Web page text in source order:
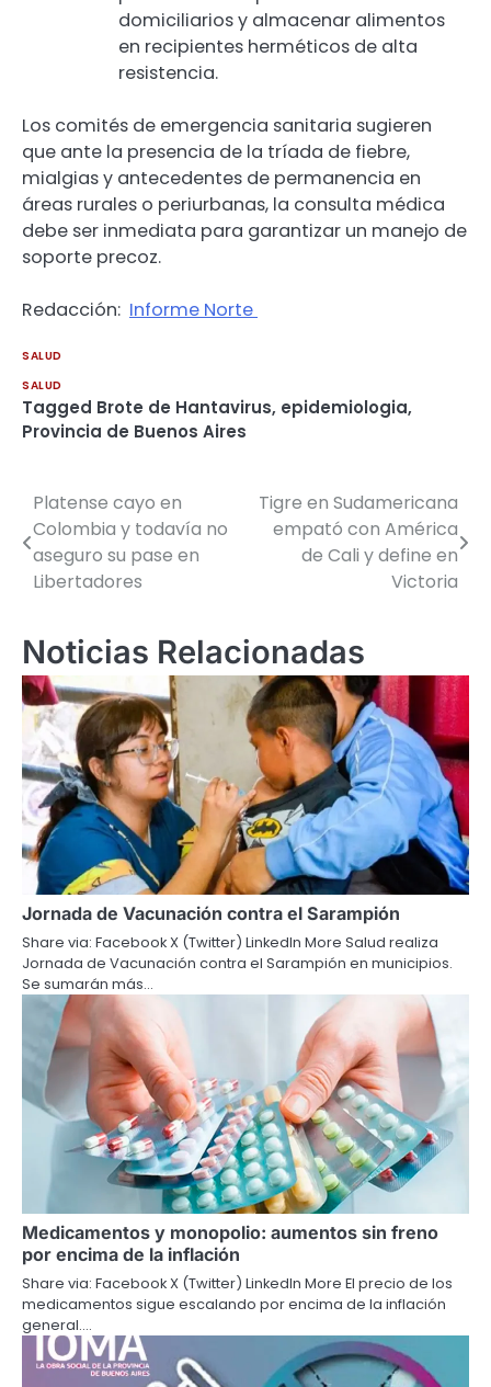
domiciliarios y almacenar alimentos
en recipientes herméticos de alta
resistencia.
Los comités de emergencia sanitaria sugieren
que ante la presencia de la tríada de fiebre,
mialgias y antecedentes de permanencia en
áreas rurales o periurbanas, la consulta médica
debe ser inmediata para garantizar un manejo de
soporte precoz.
Redacción: Informe Norte
SALUD
SALUD
Tagged Brote de Hantavirus, epidemiologia,
Provincia de Buenos Aires
Navegación
de
entradas
Platense cayo en
Colombia y todavía no
aseguro su pase en
Libertadores
Tigre en Sudamericana
empató con América
de Cali y define en
Victoria
Noticias Relacionadas
Jornada de Vacunación contra el Sarampión
Share via: Facebook X (Twitter) LinkedIn More Salud realiza
Jornada de Vacunación contra el Sarampión en municipios.
Se sumarán más…
Medicamentos y monopolio: aumentos sin freno
por encima de la inflación
Share via: Facebook X (Twitter) LinkedIn More El precio de los
medicamentos sigue escalando por encima de la inflación
general.…